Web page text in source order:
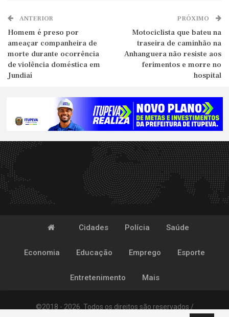
ANTERIOR
Homem é preso por
ameaçar companheira de
morte durante ocorrência
de violência doméstica em
Jundiaí
PRÓXIMO
Motociclista que bateu na
traseira de caminhão na
Anhanguera não resiste aos
ferimentos e morre no
hospital
Cidades Polícia Saúde
Economia Educação Emprego Esporte
Entretenimento Mais
©2018 - 2026. Todos os direitos são reservados /